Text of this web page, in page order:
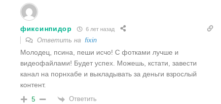
фиксинпидор 6 лет назад
Ответить на fixin
Молодец, псина, пеши исчо! С фотками лучше и
видеофайлами! Будет успех. Можешь, кстати, завести
канал на порнхабе и выкладывать за деньги взрослый
контент.
5 Ответить